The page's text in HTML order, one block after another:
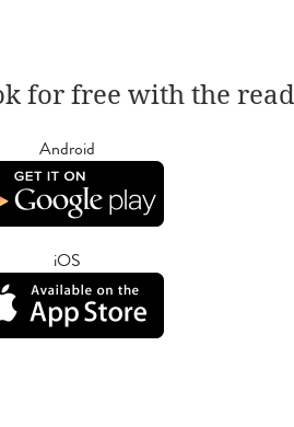
for free with the
Android
iOS